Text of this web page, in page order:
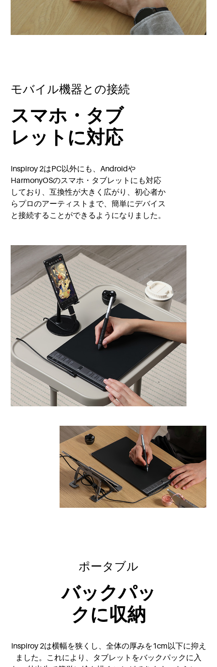
モバイル機器との接続
スマホ・タブ
レットに対応
Inspiroy 2はPC以外にも、Androidや
HarmonyOSのスマホ・タブレットにも対応
しており、互換性が大きく広がり、初心者か
らプロのアーティストまで、簡単にデバイス
と接続することができるようになりました。
ポータブル
バックパッ
クに収納
Inspiroy 2は横幅を狭くし、全体の厚みを1cm以下に抑え
ました。これにより、タブレットをバックパックに入